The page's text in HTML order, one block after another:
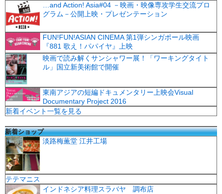
…and Action! Asia#04 －映画・映像専攻学生交流プロ
グラム－公開上映・プレゼンテーション
FUN!FUN!ASIAN CINEMA 第1弾シンガポール映画
『881 歌え！パパイヤ』上映
映画で読み解くサンシャワー展！「ワーキングタイト
ル」国立新美術館で開催
東南アジアの短編ドキュメンタリー上映会Visual
Documentary Project 2016
新着イベント一覧を見る
新着ショップ
淡路梅薫堂 江井工場
テテマニス
インドネシア料理スラバヤ 調布店